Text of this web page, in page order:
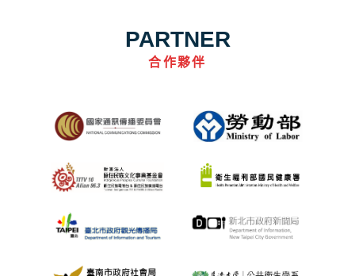
PARTNER
合作夥伴